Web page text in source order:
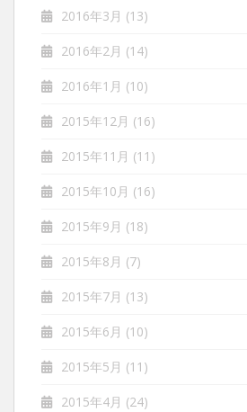
2016年3月 (13)
2016年2月 (14)
2016年1月 (10)
2015年12月 (16)
2015年11月 (11)
2015年10月 (16)
2015年9月 (18)
2015年8月 (7)
2015年7月 (13)
2015年6月 (10)
2015年5月 (11)
2015年4月 (24)